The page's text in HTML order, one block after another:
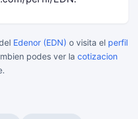
Edenor (EDN) o visita el perfil
podes ver la cotizacion